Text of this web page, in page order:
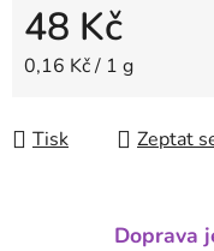
48 Kč
Měrná cena:
0,16 Kč / 1 g
Tisk Zeptat
Doprava